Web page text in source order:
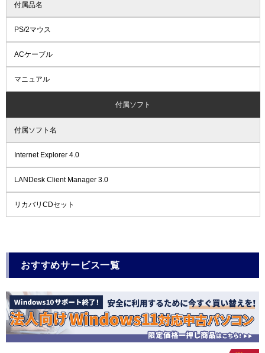
付属品名
PS/2マウス
ACケーブル
マニュアル
付属ソフト
付属ソフト名
Internet Explorer 4.0
LANDesk Client Manager 3.0
リカバリCDセット
おすすめサービス一覧